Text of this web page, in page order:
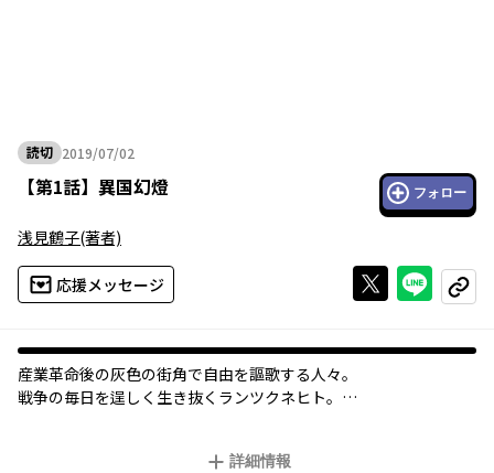
読切 2019/07/02
2019年07月02日
【第1話】 異国幻燈 フォロー
浅見鶴子(著者)
応援メッセージ Xで投稿する
ライン
コピー
産業革命後の灰色の街角で自由を謳歌する人々。
戦争の毎日を逞しく生き抜くランツクネヒト。
詳細情報